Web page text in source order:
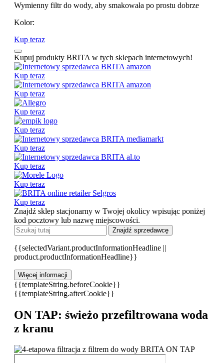
Wymienny filtr do wody, aby smakowała po prostu dobrze
Kolor:
Kup teraz
Kupuj produkty BRITA w tych sklepach internetowych!
Kup teraz
Kup teraz
Kup teraz
Kup teraz
Kup teraz
Kup teraz
Kup teraz
Kup teraz
Znajdź sklep stacjonarny w Twojej okolicy wpisując poniżej
kod pocztowy lub nazwę miejscowości.
Znajdź sprzedawcę
{{selectedVariant.productInformationHeadline ||
product.productInformationHeadline}}
Więcej informacji
{{templateString.beforeCookie}}
{{templateString.afterCookie}}
ON TAP: świeżo przefiltrowana woda
z kranu